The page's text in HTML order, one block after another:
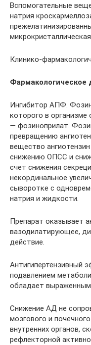
Вспомогательные
натрия
Клинико-
Фармакологическое
Ингибитор АПФ.
которого в
— фозиноприлат.
превращению
вещество
снижению ОПСС и
счет снижения
некординальное
сыворотке с
натрия и жидкости.
Препарат оказывает
вазодилатирующее,
действие.
Антигипертензивный
подавлением
обладает
Снижение АД не
мозгового и
внутренних органов,
рефлекторной